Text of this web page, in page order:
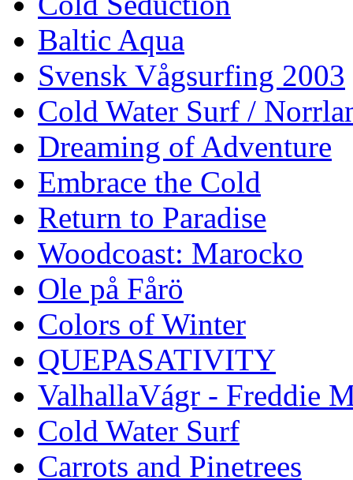
Baltic Aqua
Svensk Vågsurfing 2003
Cold Water Surf /
Dreaming of Adventure
Embrace the Cold
Return to Paradise
Woodcoast: Marocko
Ole på Fårö
Colors of Winter
QUEPASATIVITY
ValhallaVágr - Freddie
Cold Water Surf
Carrots and Pinetrees